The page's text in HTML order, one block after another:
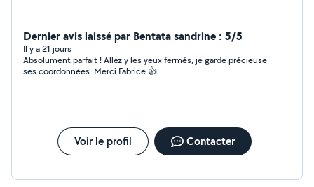
Dernier avis laissé par Bentata sandrine : 5/5
Il y a 21 jours
Absolument parfait ! Allez y les yeux fermés, je garde précieuse
ses coordonnées. Merci Fabrice 👍
Voir le profil Contacter